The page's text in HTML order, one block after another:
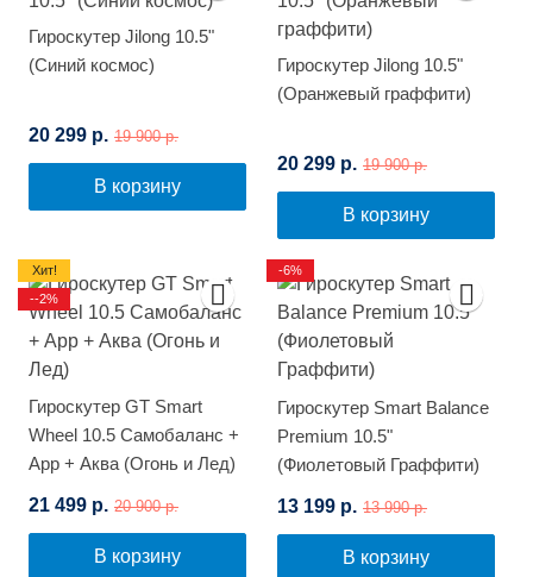
Гироскутер Jilong 10.5"
(Синий космос)
20 299 р. 19 900 р.
В корзину
Гироскутер Jilong 10.5"
(Оранжевый граффити)
20 299 р. 19 900 р.
В корзину
Гироскутер GT Smart
Wheel 10.5 Самобаланс +
App + Аква (Огонь и Лед)
21 499 р. 20 900 р.
В корзину
Хит!
--2%
Гироскутер Smart Balance
Premium 10.5"
(Фиолетовый Граффити)
13 199 р. 13 990 р.
В корзину
-6%